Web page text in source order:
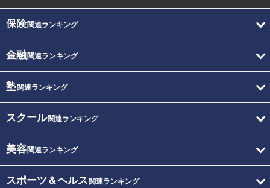
保険関連ランキング
金融関連ランキング
塾関連ランキング
スクール関連ランキング
美容関連ランキング
スポーツ＆ヘルス 関連ランキング